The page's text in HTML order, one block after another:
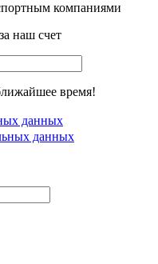
компаниями
наш счет
время!
данных
данных